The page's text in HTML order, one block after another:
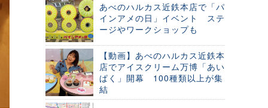
あべのハルカス近鉄本店で「パ
インアメの日」イベント ステ
ージやワークショップも
【動画】あべのハルカス近鉄本
店でアイスクリーム万博「あい
ぱく」開幕 100種類以上が集
結